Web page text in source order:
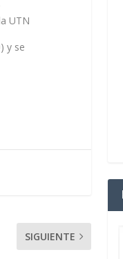
UTN
y se
SIGUIENTE